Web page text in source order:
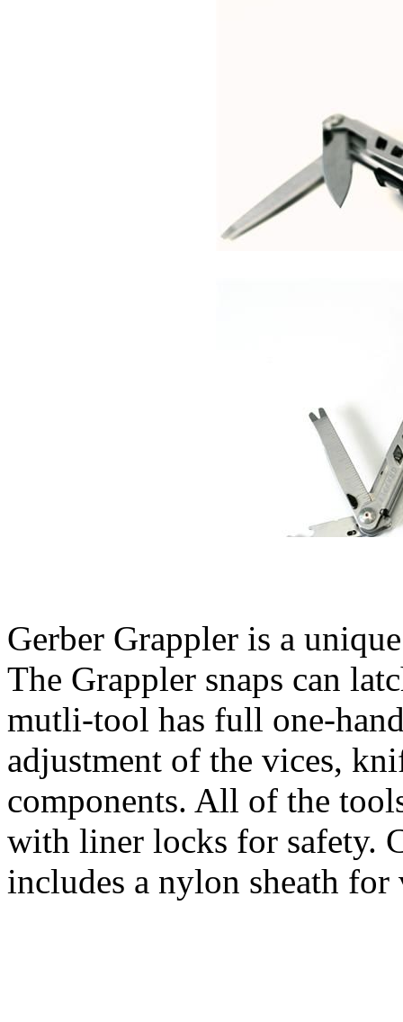
Gerber Grappler is a
The Grappler snaps can
mutli-tool has full one-
adjustment of the vices,
components. All of the
with liner locks for safety.
includes a nylon sheath